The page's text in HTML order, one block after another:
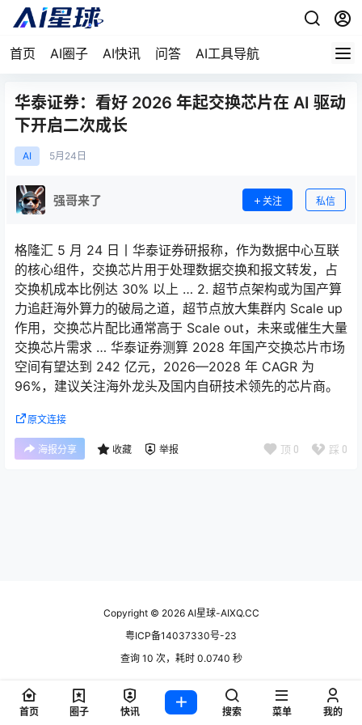
首页 AI圈子 AI快讯 问答 AI工具导航
华泰证券：看好 2026 年起交换芯片在 AI 驱动
下开启二次成长
AI 5月 24日
强哥来了 关注 私信
格隆汇 5 月 24 日丨华泰证券研报称，作为数据中心互联
的核心组件，交换芯片用于处理数据交换和报文转发，占
交换机成本比例达 30% 以上 … 2. 超节点架构或为国产算
力追赶海外算力的破局之道，超节点放大集群内 Scale up
作用，交换芯片配比通常高于 Scale out，未来或催生大量
交换芯片需求 … 华泰证券测算 2028 年国产交换芯片市场
空间有望达到 242 亿元，2026—2028 年 CAGR 为
96%，建议关注海外龙头及国内自研技术领先的芯片商。
原文连接
海报分享 收藏 举报 顶 0 踩 0
Copyright © 2026AI星球-AIXQ.CC
粤ICP备14037330号-23
查询 10 次，耗时 0.0740 秒
首页 圈子 快讯 搜索 菜单 我的